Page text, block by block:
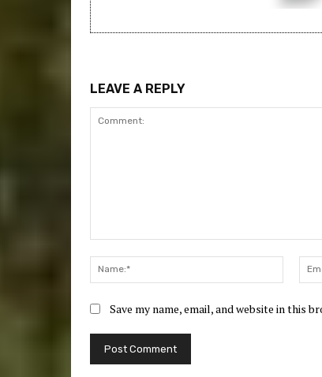
LEAVE A REPLY
Name:*
Save my name, email, and website in this